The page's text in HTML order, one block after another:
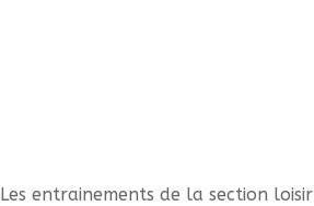
Les entrainements de la section loisir